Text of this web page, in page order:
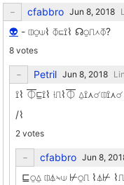
cfabbro
👽 - ⎅⍜⟒⌇ ⏁⊑⟟⌇ ☊⍜⎍⋏⏁?
8 votes
Petril
⟟⌇ ⏁⊑⟟⌇ ⟊⎍⌇⏁
/⌇
2 votes
cfabbro
⊑⍜⍙ ⎅⏃⍀⟒ ⊬⍜⎍ ⌇⏃⊬